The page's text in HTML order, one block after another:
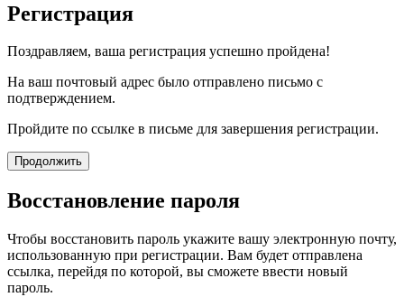
Регистрация
Поздравляем, ваша регистрация успешно пройдена!
На ваш почтовый адрес было отправлено письмо с
подтверждением.
Пройдите по ссылке в письме для завершения регистрации.
Продолжить
Восстановление пароля
Чтобы восстановить пароль укажите вашу электронную почту,
использованную при регистрации. Вам будет отправлена
ссылка, перейдя по которой, вы сможете ввести новый
пароль.